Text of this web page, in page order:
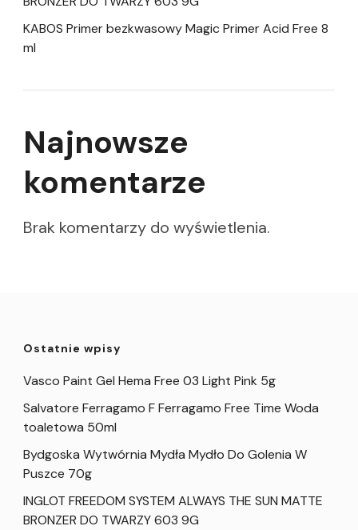
KABOS Primer bezkwasowy Magic Primer Acid Free 8
ml
Najnowsze
komentarze
Brak komentarzy do wyświetlenia.
Ostatnie wpisy
Vasco Paint Gel Hema Free 03 Light Pink 5g
Salvatore Ferragamo F Ferragamo Free Time Woda
toaletowa 50ml
Bydgoska Wytwórnia Mydła Mydło Do Golenia W
Puszce 70g
INGLOT FREEDOM SYSTEM ALWAYS THE SUN MATTE
BRONZER DO TWARZY 603 9G